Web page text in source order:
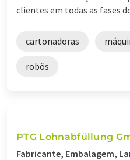
clientes em todas as fases
cartonadoras
robôs
PTG Lohnabfüllung
Fabricante, Embalagem,